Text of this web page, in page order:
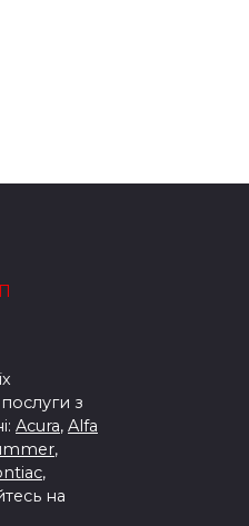
з
Acura, Alfa
,
,
на